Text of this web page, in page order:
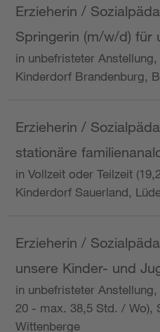
Erzieherin /
Springerin (m/w/d) für
in unbefristeter
Kinderdorf Brandenburg,
Erzieherin /
stationäre
in Vollzeit oder Teilzeit
Kinderdorf Sauerland,
Erzieherin /
unsere Kinder- und
in unbefristeter
20 - max. 38,5 Std. / Wo),
Wittenberge